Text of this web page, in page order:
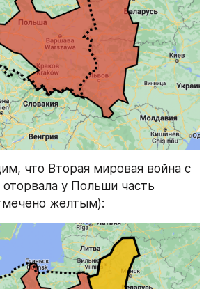
что Вторая мировая война с
у Польши часть
желтым):